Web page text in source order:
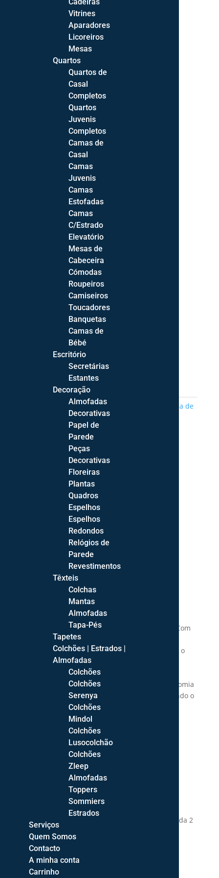
183*88cm
183*98cm
183*133cm
190*90cm
190*140cm
190*150cm
195*90cm
195*95cm
195*110cm
195*140cm
195*160cm
200*90cm
200*100cm
200*110cm
200*120cm
200*140cm
200*150cm
200*160cm
200*180cm
Limpar
Adicionar
417,96€Price
range:
211,31 €
through
417,96 €
Categorias:Colchões
Zona de
Etiqueta:Sem Mola
Informação adicional
Colchão de núcleo de espuma poliéster, firme. Com
elevada durabilidade e suporte, garante uma
distribuição uniforme do peso corporal durante o
O revestimento em tecido stretch e espuma
viscoelástica oferece um elevado grau de ergonomia
moldando-se aos contornos do corpo e permitindo o
alívio da pressão.
Disponibilidade:
Após confirmação de encomenda 2
a 3 semanas (exceto período de férias).
Vitrines
Aparadores
Licoreiros
Mesas
Quartos
Quartos de
Casal
Completos
Quartos
Juvenis
Completos
Camas de
Casal
Camas
Juvenis
Camas
Estofadas
Camas
C/Estrado
Elevatório
Mesas de
Cabeceira
Cómodas
Roupeiros
Camiseiros
Toucadores
Banquetas
Camas de
Bébé
Escritório
Secretárias
Estantes
Decoração
Almofadas
Decorativas
Papel de
Parede
Peças
Decorativas
Floreiras
Plantas
Quadros
Espelhos
Espelhos
Redondos
Relógios de
Parede
Revestimentos
Têxteis
Colchas
Mantas
Almofadas
Tapa-Pés
Tapetes
Colchões | Estrados |
Almofadas
Colchões
Colchões
Serenya
Colchões
Mindol
Colchões
Lusocolchão
Colchões
Zleep
Almofadas
Toppers
Sommiers
Estrados
Serviços
Quem Somos
Contacto
A minha conta
Carrinho